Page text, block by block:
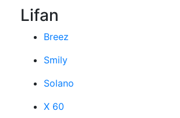
Lifan
Breez
Smily
Solano
X 60